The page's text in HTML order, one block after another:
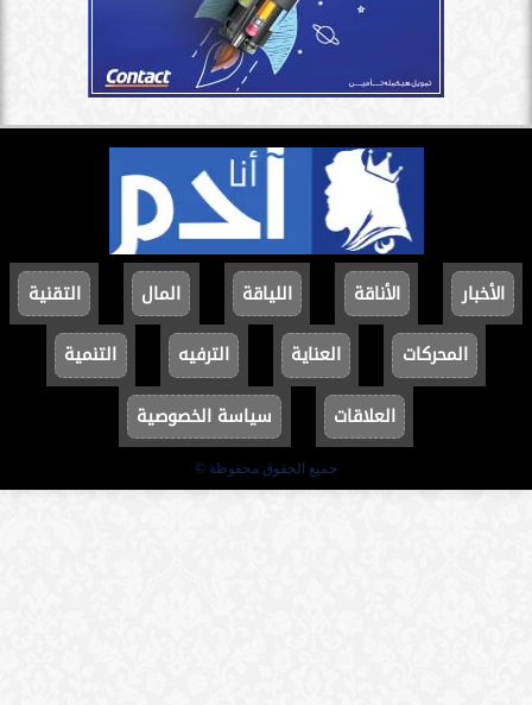
الأخبار الأناقة اللياقة المال
التقنية
المحركات
العناية الترفيه
التنمية
العلاقات
سياسة الخصوصية
جميع الحقوق محفوظة ©